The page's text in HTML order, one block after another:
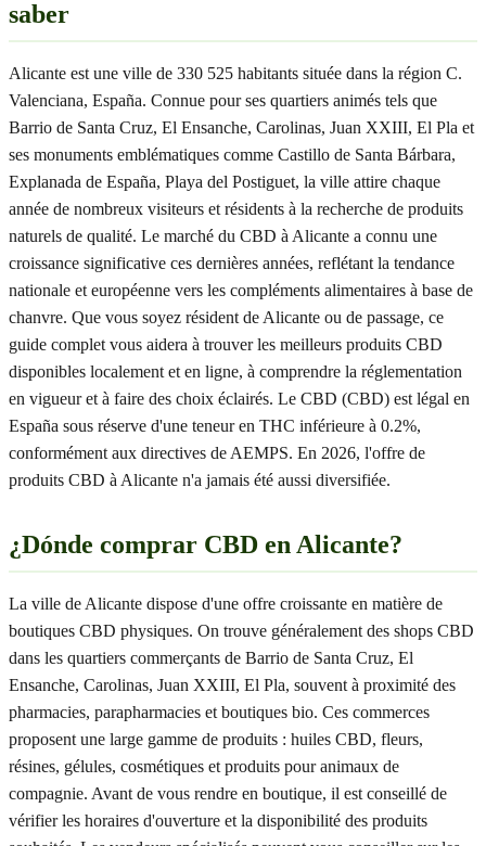
saber
Alicante est une ville de 330 525 habitants située dans la région C.
Valenciana, España. Connue pour ses quartiers animés tels que
Barrio de Santa Cruz, El Ensanche, Carolinas, Juan XXIII, El Pla et
ses monuments emblématiques comme Castillo de Santa Bárbara,
Explanada de España, Playa del Postiguet, la ville attire chaque
année de nombreux visiteurs et résidents à la recherche de produits
naturels de qualité. Le marché du CBD à Alicante a connu une
croissance significative ces dernières années, reflétant la tendance
nationale et européenne vers les compléments alimentaires à base de
chanvre. Que vous soyez résident de Alicante ou de passage, ce
guide complet vous aidera à trouver les meilleurs produits CBD
disponibles localement et en ligne, à comprendre la réglementation
en vigueur et à faire des choix éclairés. Le CBD (CBD) est légal en
España sous réserve d'une teneur en THC inférieure à 0.2%,
conformément aux directives de AEMPS. En 2026, l'offre de
produits CBD à Alicante n'a jamais été aussi diversifiée.
¿Dónde comprar CBD en Alicante?
La ville de Alicante dispose d'une offre croissante en matière de
boutiques CBD physiques. On trouve généralement des shops CBD
dans les quartiers commerçants de Barrio de Santa Cruz, El
Ensanche, Carolinas, Juan XXIII, El Pla, souvent à proximité des
pharmacies, parapharmacies et boutiques bio. Ces commerces
proposent une large gamme de produits : huiles CBD, fleurs,
résines, gélules, cosmétiques et produits pour animaux de
compagnie. Avant de vous rendre en boutique, il est conseillé de
vérifier les horaires d'ouverture et la disponibilité des produits